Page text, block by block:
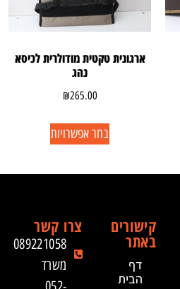
ארגונית טקטית מודולרית לכיסא
נהג
₪265.00
בחר אפשרויות
קישורים
באתר
דף
הבית
צרו קשר
089221058
משרד